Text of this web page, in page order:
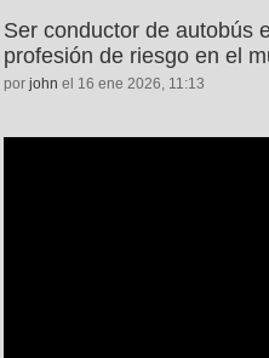
Ser conductor de autobús
profesión de riesgo en el
por john el 16 ene 2026, 11:13